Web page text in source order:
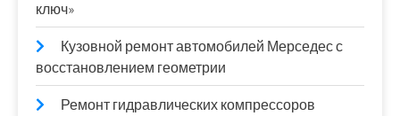
ключ»
Кузовной ремонт автомобилей Мерседес с
восстановлением геометрии
Ремонт гидравлических компрессоров